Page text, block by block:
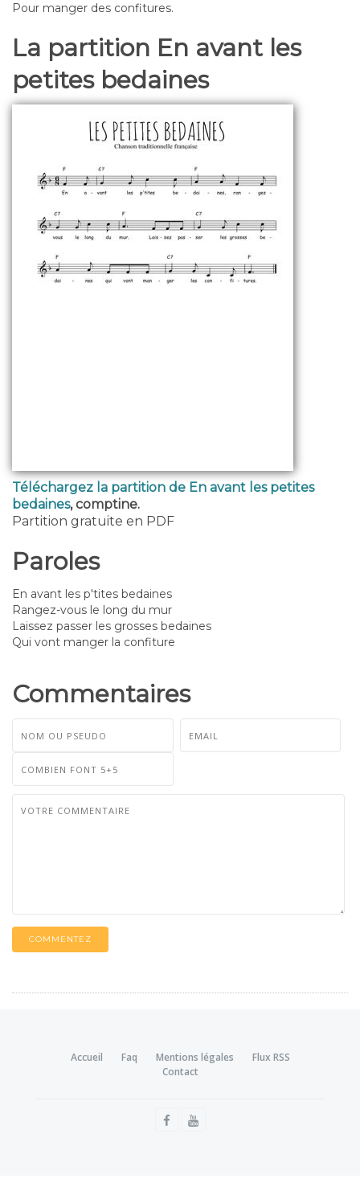
Pour manger des confitures.
La partition En avant les
petites bedaines
Téléchargez la partition de En avant les petites
bedaines, comptine.
Partition gratuite en PDF
Paroles
En avant les p'tites bedaines
Rangez-vous le long du mur
Laissez passer les grosses bedaines
Qui vont manger la confiture
Commentaires
COMMENTEZ
Accueil Faq Mentions légales
Flux RSS
Contact